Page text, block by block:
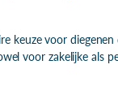
keuze voor
voor zakelijke als